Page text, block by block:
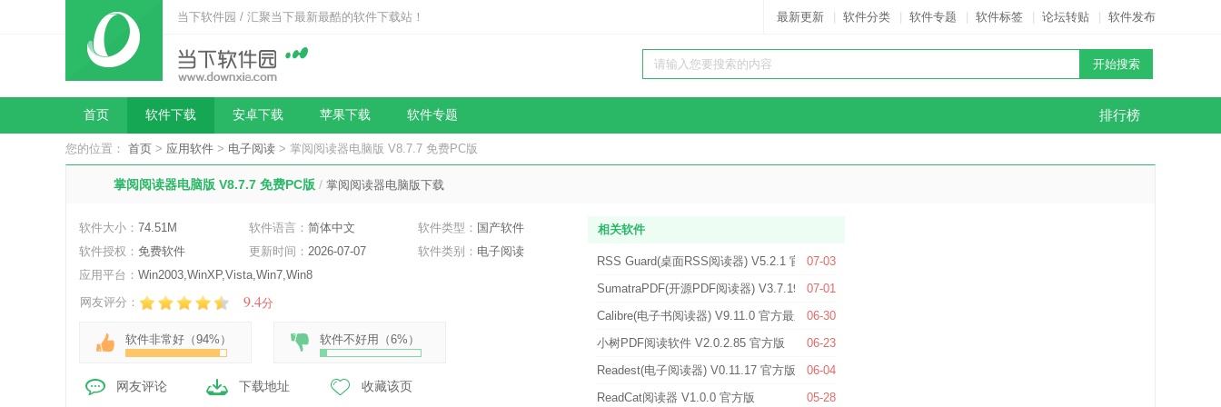
当下软件园 / 汇聚当下最新最酷的软件下载站！ 最新更新 软件分类 软件专题 软件标签 论坛转贴 软件发布
排行榜
首页 软件下载 安卓下载 苹果下载 软件专题
您的位置： 首页 > 应用软件 > 电子阅读 > 掌阅阅读器电脑版 V8.7.7 免费PC版
掌阅阅读器电脑版 V8.7.7 免费PC版 / 掌阅阅读器电脑版下载
软件大小： 74.51M 软件语言： 简体中文 软件类型： 国产软件
软件授权： 免费软件 更新时间： 2026-07-07 软件类别： 电子阅读
应用平台： Win2003,WinXP,Vista,Win7,Win8
网友评分：
9.4分
软件非常好（94% ） 软件不好用（6% ）
网友评论 下载地址 收藏该页
相关软件
07-03
RSS Guard(桌面RSS阅读器) V5.2.1 官方版
07-01
SumatraPDF(开源PDF阅读器) V3.7.19020 官方最新版
06-30
Calibre(电子书阅读器) V9.11.0 官方最新版
06-23
小树PDF阅读软件 V2.0.2.85 官方版
06-04
Readest(电子阅读器) V0.11.17 官方版
05-28
ReadCat阅读器 V1.0.0 官方版